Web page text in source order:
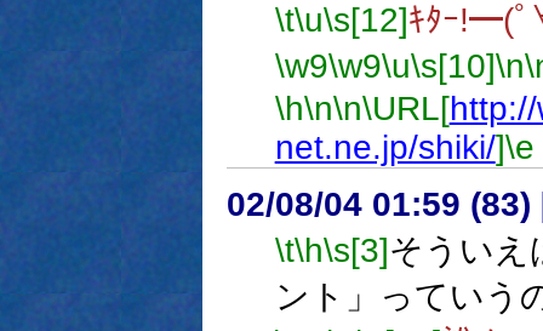
\t\u\s[12]ｷﾀｰ!━(
\w9\w9\u\s[10]\n
\h\n\n\URL[
net.ne.jp/shiki/]\e
02/08/04 01:59 (83)
\t\h\s[3]そういえ
ント」っていう